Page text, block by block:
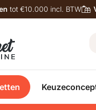
tot €10.000 incl. BTW